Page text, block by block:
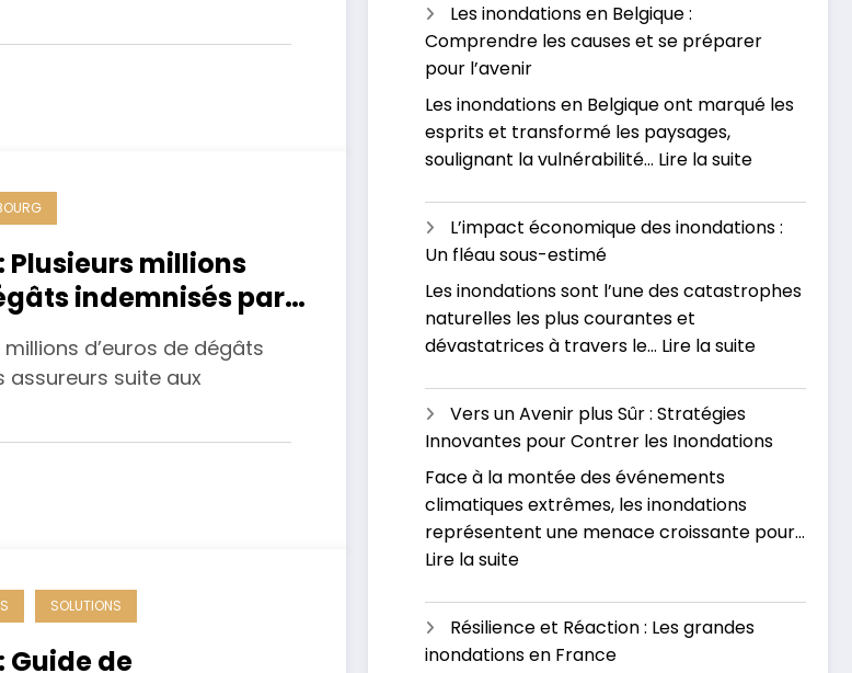
Plusieurs millions
indemnisés par
d’euros de dégâts
assureurs suite aux
SOLUTIONS
Guide de
nous
à
augmentation
des
inondations
nos
Les inondations en Belgique :
Comprendre les causes et se préparer
pour l’avenir
Les inondations en Belgique ont marqué les
esprits et transformé les paysages,
soulignant la vulnérabilité… Lire la suite:
en
:
les
se
L’impact économique des inondations :
Un fléau sous-estimé
Les inondations sont l’une des catastrophes
naturelles les plus courantes et
dévastatrices à travers le… Lire la suite:
fléau
Vers un Avenir plus Sûr : Stratégies
Innovantes pour Contrer les Inondations
Face à la montée des événements
climatiques extrêmes, les inondations
représentent une menace croissante pour…
Lire la suite:
Avenir
Résilience et Réaction : Les grandes
inondations en France